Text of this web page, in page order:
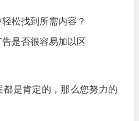
松找到所需内容？
是否很容易加以区
都是肯定的，那么您努力的